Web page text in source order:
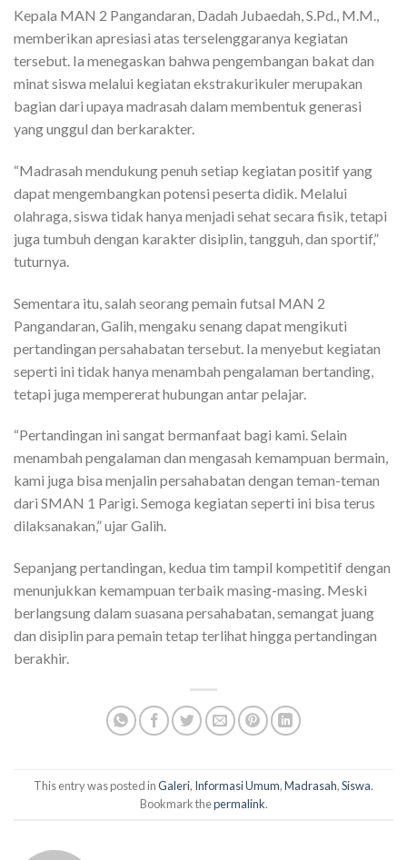
Kepala MAN 2 Pangandaran, Dadah Jubaedah, S.Pd., M.M.,
memberikan apresiasi atas terselenggaranya kegiatan
tersebut. Ia menegaskan bahwa pengembangan bakat dan
minat siswa melalui kegiatan ekstrakurikuler merupakan
bagian dari upaya madrasah dalam membentuk generasi
yang unggul dan berkarakter.
“Madrasah mendukung penuh setiap kegiatan positif yang
dapat mengembangkan potensi peserta didik. Melalui
olahraga, siswa tidak hanya menjadi sehat secara fisik, tetapi
juga tumbuh dengan karakter disiplin, tangguh, dan sportif,”
tuturnya.
Sementara itu, salah seorang pemain futsal MAN 2
Pangandaran, Galih, mengaku senang dapat mengikuti
pertandingan persahabatan tersebut. Ia menyebut kegiatan
seperti ini tidak hanya menambah pengalaman bertanding,
tetapi juga mempererat hubungan antar pelajar.
“Pertandingan ini sangat bermanfaat bagi kami. Selain
menambah pengalaman dan mengasah kemampuan bermain,
kami juga bisa menjalin persahabatan dengan teman-teman
dari SMAN 1 Parigi. Semoga kegiatan seperti ini bisa terus
dilaksanakan,” ujar Galih.
Sepanjang pertandingan, kedua tim tampil kompetitif dengan
menunjukkan kemampuan terbaik masing-masing. Meski
berlangsung dalam suasana persahabatan, semangat juang
dan disiplin para pemain tetap terlihat hingga pertandingan
berakhir.
This entry was posted inGaleri, Informasi Umum,Madrasah,Siswa.
Bookmark thepermalink.